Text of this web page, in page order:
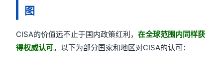
图
CISA的价值远不止于国内政策红利，在全球范围内同样获
得权威认可。以下为部分国家和地区对CISA的认可：